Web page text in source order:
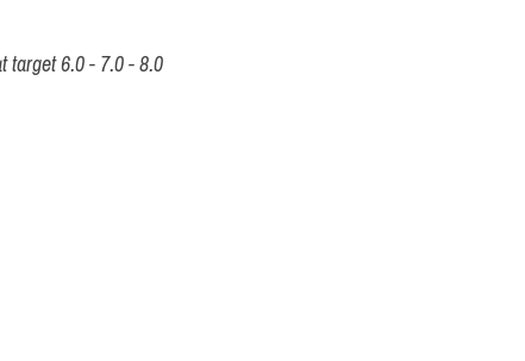
target 6.0 - 7.0 - 8.0